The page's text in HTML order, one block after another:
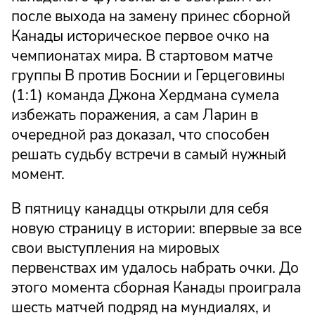
после выхода на замену принес сборной
Канады историческое первое очко на
чемпионатах мира. В стартовом матче
группы B против Боснии и Герцеговины
(1:1) команда Джона Хердмана сумела
избежать поражения, а сам Ларин в
очередной раз доказал, что способен
решать судьбу встречи в самый нужный
момент.
В пятницу канадцы открыли для себя
новую страницу в истории: впервые за все
свои выступления на мировых
первенствах им удалось набрать очки. До
этого момента сборная Канады проиграла
шесть матчей подряд на мундиалях, и